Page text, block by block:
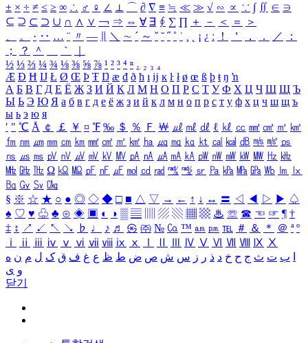
± × ÷ ≠ ≤ ≥ ∞ ∴ ♂ ♀ ∠ ⊥ ⌒ ∂ ∇ ≡ ≒ ≪ ≫ √ ∽ ∝ ∵ ∫ ∬ ∈ ∋
⊆ ⊇ ⊂ ⊃ ∪ ∩ ∧ ∨ ￢ ⇒ ⇔ ∀ ∃ ∮ ∑ ∏ ＋ － ＜ ＝
＞
、
。 · ‥ … ¨ 〃 ― ＼ ∼ ´ ～ ˇ ˘ ˝ ˚ ˙ ¸ ¡ ¿ ː ！ ＇ ， ． ／
：
；
？ ＾ ｀
½ ⅓ ⅔ ¼ ¾ ⅛ ⅜ ⅝ ⅞ ¹ ² ³ ⁴ ⁿ ₁ ₂ ₃ ₄
Æ Ð Ħ Ĳ Ł Ø Œ Þ Ŧ Ŋ æ đ ð ħ ı ĳ ĸ ŀ ł ø œ ß þ ŧ ŋ ŉ
А Б В Г Д Е Ё Ж З И Й К Л М Н О П Р С Т У Ф Х Ц Ч Ш Щ Ъ
Ы Ь Э Ю Я а б в г д е ё ж з и й к л м н о п р с т у ф х ц ч ш щ ъ
ы ь э ю я
′ ″ ℃ Å ￠ ￡ ￥ ¤ ℉ ‰ ＄ ％ Ｆ ￦ ㎕ ㎖ ㎗ ℓ ㎘ ㏄ ㎣ ㎤ ㎥ ㎦
㎙ ㎚ ㎛ ㎜ ㎝ ㎞ ㎟ ㎠ ㎡ ㎢ ㏊ ㎍ ㎎ ㎏ ㏏ ㎈ ㎉ ㏈ ㎧ ㎨ ㎰
㎱ ㎲ ㎳ ㎴ ㎵ ㎶ ㎷ ㎸ ㎹ ㎀ ㎁ ㎂ ㎃ ㎄ ㎺ ㎻ ㎽ ㎾ ㎿ ㎐ ㎑
㎒ ㎓ ㎔ Ω ㏀ ㏁ ㎊ ㎋ ㎌ ㏖ ㏅ ㎭ ㎮ ㎯ ㏛ ㎩ ㎪ ㎫ ㎬ ㏝ ㏐
㏓
㏃ ㏉ ㏜ ㏆
§ ※ ☆ ★ ○ ● ◎ ◇ ◆ □ ■ △ ▽ → ← ↑ ↓ ↔ 〓 ◁ ◀ ▷ ▶ ♤
♠ ♡ ♥ ♧ ♣ ⊙ ◈ ▣ ◐ ◑ ▒ ▤ ▨ ▧ ▦ ▩ ♨ ☏ ☎ ☜ ☞ ¶ †
‡ ↕ ↗ ↙ ↖ ↘ ♭ ♩ ♪ ♬ ㉿ ㈜ № ㏇ ™ ㏂ ㏘ ℡ ＃ ＆ ＊ ＠ ª º
ⅰ
ⅱ ⅲ ⅳ ⅴ ⅵ ⅶ ⅷ ⅸ ⅹ Ⅳ Ⅴ Ⅵ Ⅶ Ⅷ Ⅸ Ⅹ
ب ت ث ج ح خ د ذ ر ز س ش ص ض ط ظ ع غ ف ق ک ل م ن ه
و ی
닫기